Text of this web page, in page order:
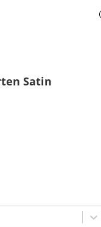
Satin